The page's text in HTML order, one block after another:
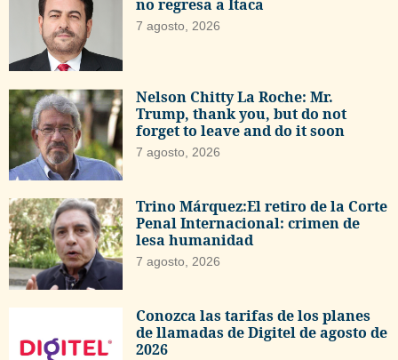
no regresa a Ítaca
7 agosto, 2026
Nelson Chitty La Roche: Mr.
Trump, thank you, but do not
forget to leave and do it soon
7 agosto, 2026
Trino Márquez:El retiro de la Corte
Penal Internacional: crimen de
lesa humanidad
7 agosto, 2026
Conozca las tarifas de los planes
de llamadas de Digitel de agosto de
2026